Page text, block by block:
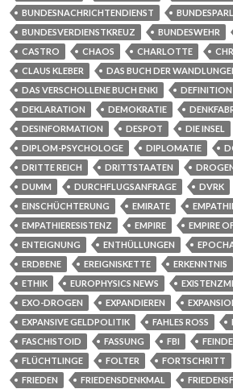
BUNDESNACHRICHTENDIENST
BUNDESVERDIENSTKREUZ
BUNDESWEHR
CASTRO
CHAOS CHARLOTTE
CLAUS KLEBER
DAS BUCH DER
DAS VERSCHOLLENE BUCH ENKI
DEFINITION
DEKLARATION
DEMOKRATIE
DESINFORMATION
DESPOT DIE INSEL
DIPLOM-PSYCHOLOGE
DIPLOMATIE
DRITTE REICH
DRITTSTAATEN
DUMM
DURCHFLUGSANFRAGE DVRK
EINSCHÜCHTERUNG
EMIRATE
EMPATHIERESISTENZ
EMPIRE EMPIRE
ENTEIGNUNG
ENTHÜLLUNGEN
ERDBENE
EREIGNISKETTE ERKENNTNIS
ETHIK
EUROPHYSICS NEWS
EXO-DROGEN
EXPANDIEREN
EXPANSIVE GELDPOLITIK
FAHLES ROSS
FASCHISTOID
FASSUNG FBI FEINDE
FLÜCHTLINGE
FOLTER FORTSCHRITT
FRIEDEN
FRIEDENSDENKMAL